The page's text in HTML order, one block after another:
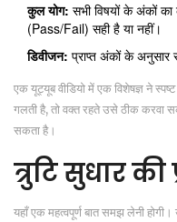
कुल योग: सभी विषयों के अंकों
(Pass/Fail) सही है या नहीं।
डिवीजन: प्राप्त अंकों के अनुसार
एक यूट्यूब वीडियो में एक विशेषज्ञ ने
गलती है, तो वक्त रहते उसे ठीक करवा
सकता है।
त्रुटि सुधार की
यहाँ एक महत्वपूर्ण बात समझ लेनी